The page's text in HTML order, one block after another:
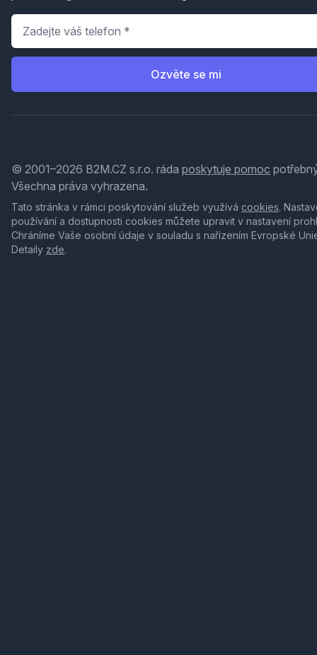
Telefon
Ozvěte se mi
© 2001–2026 B2M.CZ s.r.o. ráda poskytuje pomoc
Všechna práva vyhrazena.
Tato stránka v rámci poskytování služeb využívá cookies.
používání a dostupnosti cookies můžete upravit v nastavení
Chráníme Vaše osobní údaje v souladu s nařízením Evropské
Detaily zde.